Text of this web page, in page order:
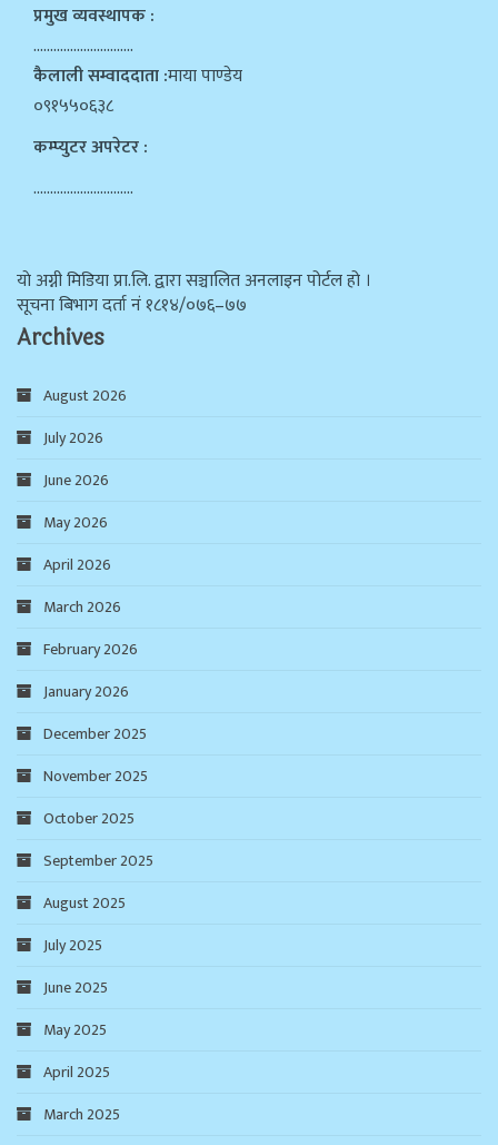
प्रमुख व्यवस्थापक :
…………………………
कैलाली सम्वाददाता :माया पाण्डेय
०९१५५०६३८
कम्प्युटर अपरेटर :
…………………………
याे अग्नी मिडिया प्रा.लि. द्वारा सञ्चालित अनलाइन पोर्टल हो ।
सूचना बिभाग दर्ता न‌ं १८१४/०७६–७७
Archives
August 2026
July 2026
June 2026
May 2026
April 2026
March 2026
February 2026
January 2026
December 2025
November 2025
October 2025
September 2025
August 2025
July 2025
June 2025
May 2025
April 2025
March 2025